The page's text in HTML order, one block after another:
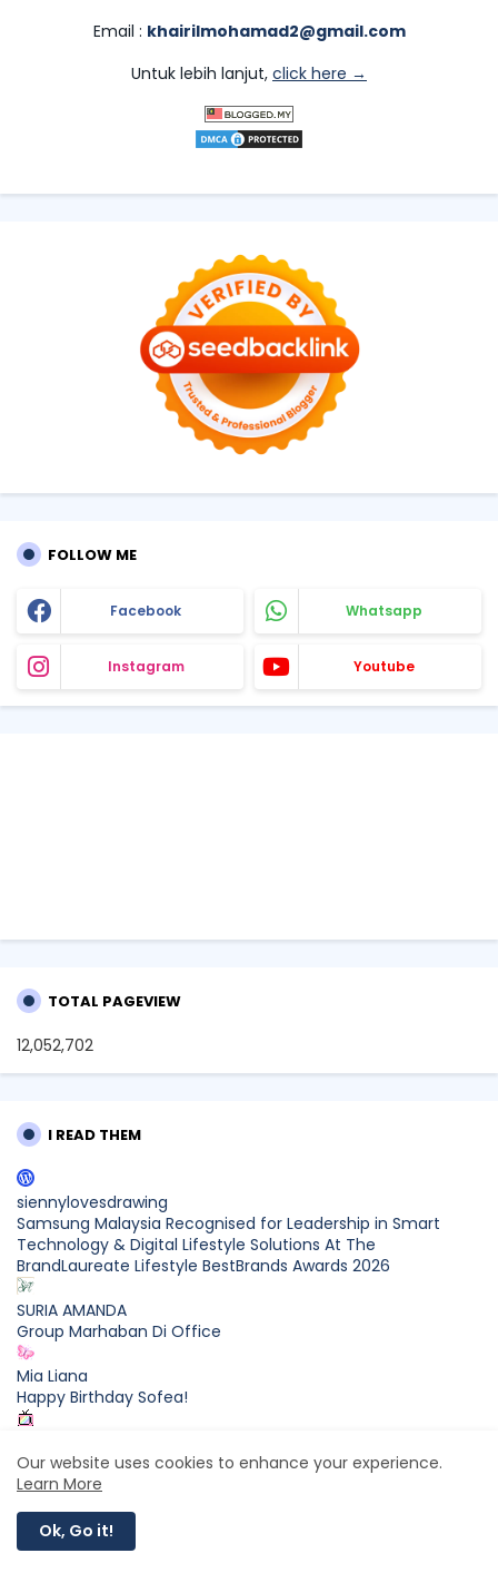
Email : khairilmohamad2@gmail.com
Untuk lebih lanjut, click here →
FOLLOW ME
Facebook Whatsapp
Instagram Youtube
TOTAL PAGEVIEW
12,052,702
I READ THEM
siennylovesdrawing
Samsung Malaysia Recognised for Leadership in Smart
Technology & Digital Lifestyle Solutions At The
BrandLaureate Lifestyle BestBrands Awards 2026
SURIA AMANDA
Group Marhaban Di Office
Mia Liana
Happy Birthday Sofea!
What to Read After Watching The Odyssey: Kobo’s Reading
Guide for Myth-Lovers, Movie Fans, and Epic Adventure
Farhana Jafri
BLOG ARCHIVE
Our website uses cookies to enhance your experience.
Learn More
Ok, Go it!